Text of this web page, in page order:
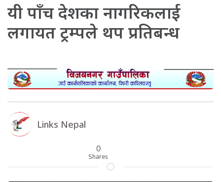
यी पाँच देशका नागरिकलाई
लगायत ट्रम्पले थप प्रतिबन्ध
Links Nepal
0
Shares